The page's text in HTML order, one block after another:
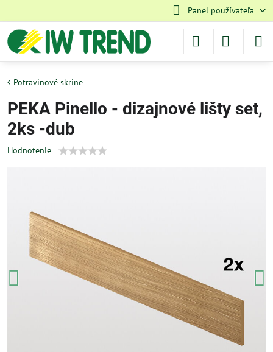
Panel používateľa
Potravinové skrine
PEKA Pinello - dizajnové lišty set,
2ks -dub
Hodnotenie